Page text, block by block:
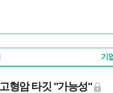
기
형암 타깃 "가능성"